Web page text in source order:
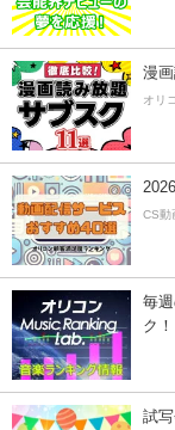
漫
オリ
CS動
毎
ク！
試